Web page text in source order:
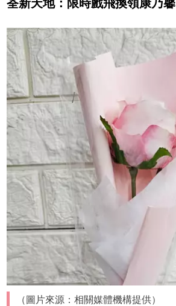
荃新天地：限時戲飛換領康乃馨
（圖片來源：相關媒體機構提供）